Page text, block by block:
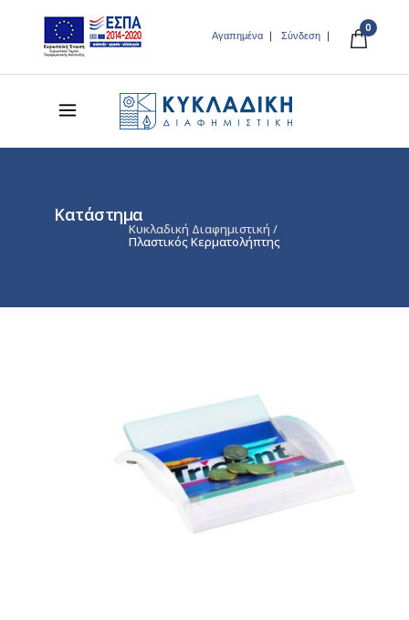
Αγαπημένα Σύνδεση
0
Κατάστημα
Κυκλαδική Διαφημιστική /
Πλαστικός Κερματολήπτης